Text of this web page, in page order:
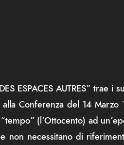
ESPACES AUTRES” trae
Conferenza del 14 Marzo
(l’Ottocento) ad
non necessitano di